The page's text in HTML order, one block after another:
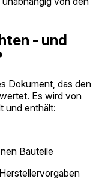
- und
Dokument, das den
Es wird von
und enthält:
Bauteile